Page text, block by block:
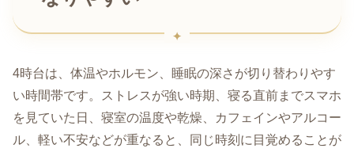
4時台は、体温やホルモン、睡眠の深さが切り替わりやす
い時間帯です。ストレスが強い時期、寝る直前までスマホ
を見ていた日、寝室の温度や乾燥、カフェインやアルコー
ル、軽い不安などが重なると、同じ時刻に目覚めることが